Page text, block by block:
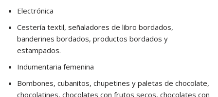
Electrónica
Cestería textil, señaladores de libro bordados,
banderines bordados, productos bordados y
estampados.
Indumentaria femenina
Bombones, cubanitos, chupetines y paletas de chocolate,
chocolatines, chocolates con frutos secos, chocolates con